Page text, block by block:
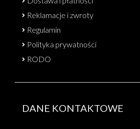
Reklamacje i zwroty
Regulamin
Polityka prywatności
RODO
DANE KONTAKTOWE